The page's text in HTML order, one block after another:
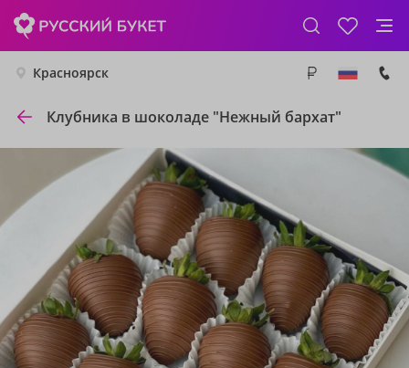
Красноярск
Клубника в шоколаде "Нежный бархат"